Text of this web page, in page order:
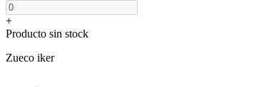
+
Producto sin stock
Zueco iker